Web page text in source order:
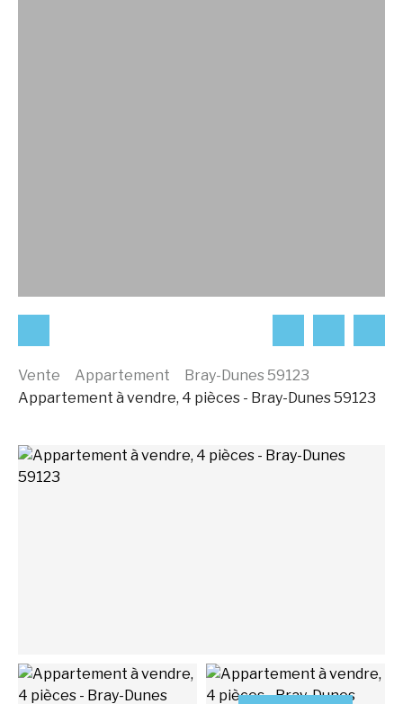
Vente Appartement
Bray-Dunes 59123
Appartement à vendre, 4 pièces - Bray-Dunes 59123